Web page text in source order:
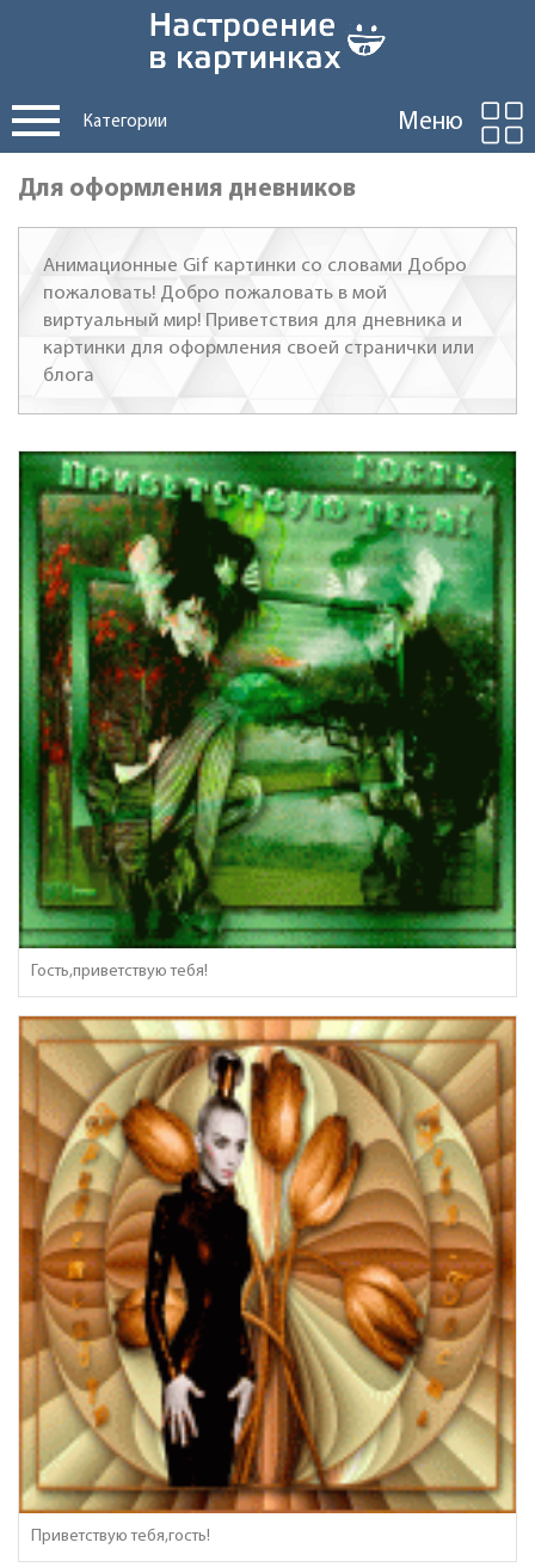
Категории Меню
Для оформления дневников
Анимационные Gif картинки со словами Добро
пожаловать! Добро пожаловать в мой
виртуальный мир! Приветствия для дневника и
картинки для оформления своей странички или
блога
Гость,приветствую тебя!
Приветствую тебя,гость!